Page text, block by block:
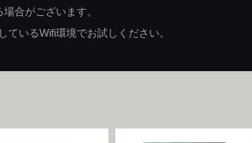
合がございます。
いるWifi環境でお試しください。